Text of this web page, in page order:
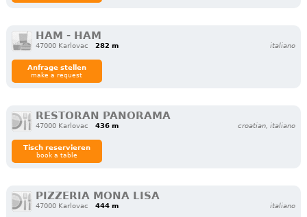
HAM - HAM
47000 Karlovac 282 m italiano
Anfrage stellen
make a request
RESTORAN PANORAMA
47000 Karlovac 436 m croatian, italiano
Tisch reservieren
book a table
PIZZERIA MONA LISA
47000 Karlovac 444 m italiano